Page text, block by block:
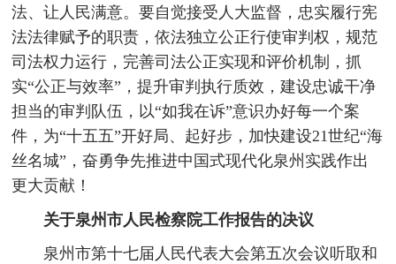
法、让人民满意。要自觉接受人大监督，忠实履行宪
法法律赋予的职责，依法独立公正行使审判权，规范
司法权力运行，完善司法公正实现和评价机制，抓
实“公正与效率”，提升审判执行质效，建设忠诚干净
担当的审判队伍，以“如我在诉”意识办好每一个案
件，为“十五五”开好局、起好步，加快建设21世纪“海
丝名城”，奋勇争先推进中国式现代化泉州实践作出
更大贡献！
关于泉州市人民检察院工作报告的决议
泉州市第十七届人民代表大会第五次会议听取和